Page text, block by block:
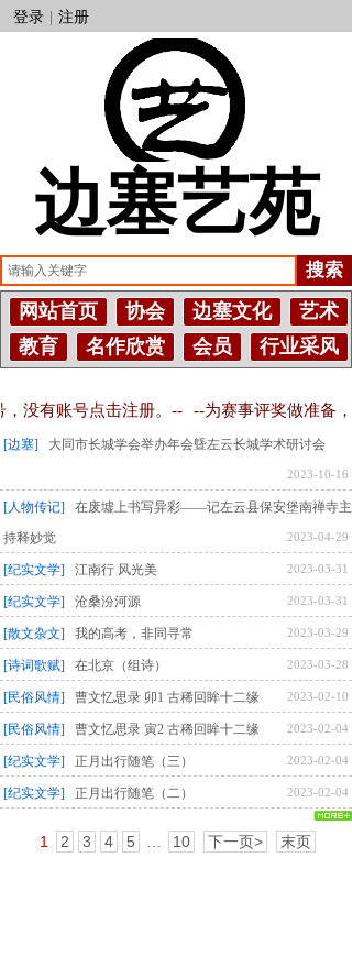
登录 注册
边塞艺苑
搜索
网站首页 协会 边塞文化
艺术
教育
名作欣赏 会员 行业采风
没有账号点击注册。-- --为赛事评奖做准备
[边塞] 大同市长城学会举办年会曁左云长城学术研讨会
2023-10-16
[人物传记]
在废墟上书写异彩——记左云县保安堡南禅寺主
持释妙觉
2023-04-29
[纪实文学] 江南行 风光美 2023-03-31
[纪实文学] 沧桑汾河源 2023-03-31
[散文杂文] 我的高考，非同寻常 2023-03-29
[诗词歌赋] 在北京（组诗） 2023-03-28
[民俗风情] 曹文忆思录 卯1 古稀回眸十二缘 2023-02-10
[民俗风情] 曹文忆思录 寅2 古稀回眸十二缘 2023-02-04
[纪实文学] 正月出行随笔（三） 2023-02-04
[纪实文学] 正月出行随笔（二） 2023-02-04
1 2 3 4 5 10 下一页> 末页